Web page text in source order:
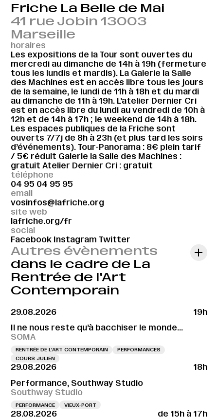
Friche La Belle de Mai
41 rue Jobin 13003
Marseille
horaires
Les expositions de la Tour sont ouvertes du
mercredi au dimanche de 14h à 19h (fermeture
tous les lundis et mardis). La Galerie la Salle
des Machines est en accès libre tous les jours
de la semaine, le lundi de 11h à 18h et du mardi
au dimanche de 11h à 19h. L’atelier Dernier Cri
est en accès libre du lundi au vendredi de 10h à
12h et de 14h à 17h ; le weekend de 14h à 18h.
Les espaces publiques de la Friche sont
ouverts 7/7j de 8h à 23h (et plus tard les soirs
d’événements). Tour-Panorama : 8€ plein tarif
/ 5€ réduit Galerie la Salle des Machines :
gratuit Atelier Dernier Cri : gratuit
téléphone
04 95 04 95 95
email
vosinfos@lafriche.org
site web
lafriche.org/fr
social
Facebook Instagram Twitter
Autres évènements
dans le cadre de La
Rentrée de l'Art
Contemporain
29.08.2026
19h
Il ne nous reste qu’à bacchiser le monde…
SOMA
RENTRÉE DE L'ART CONTEMPORAIN
PERFORMANCES
COURS JULIEN
29.08.2026
18h
Performance, Southway Studio
Southway Studio
PERFORMANCE VIEUX-PORT
28.08.2026
de 15h à 17h